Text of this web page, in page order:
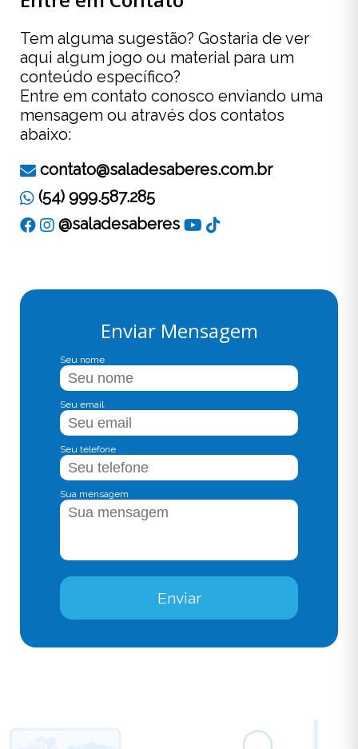
Enviar Mensagem
Seu nome
Seu email
Seu telefone
Sua mensagem
Enviar
Tem alguma sugestão? Gostaria de ver
aqui algum jogo ou material para um
conteúdo específico?
Entre em contato conosco enviando uma
mensagem ou através dos contatos
abaixo:
contato@saladesaberes.com.br
(54) 999.587.285
@saladesaberes